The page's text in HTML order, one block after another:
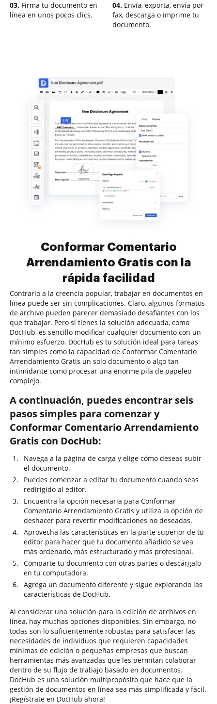
03. Firma tu documento en
línea en unos pocos clics.
04. Envía, exporta, envía por
fax, descarga o imprime tu
documento.
Conformar Comentario
Arrendamiento Gratis con la
rápida facilidad
Contrario a la creencia popular, trabajar en documentos en
línea puede ser sin complicaciones. Claro, algunos formatos
de archivo pueden parecer demasiado desafiantes con los
que trabajar. Pero si tienes la solución adecuada, como
DocHub, es sencillo modificar cualquier documento con un
mínimo esfuerzo. DocHub es tu solución ideal para tareas
tan simples como la capacidad de Conformar Comentario
Arrendamiento Gratis un solo documento o algo tan
intimidante como procesar una enorme pila de papeleo
complejo.
A continuación, puedes encontrar seis
pasos simples para comenzar y
Conformar Comentario Arrendamiento
Gratis con DocHub:
Navega a la página de carga y elige cómo deseas subir
el documento.
Puedes comenzar a editar tu documento cuando seas
redirigido al editor.
Encuentra la opción necesaria para Conformar
Comentario Arrendamiento Gratis y utiliza la opción de
deshacer para revertir modificaciones no deseadas.
Aprovecha las características en la parte superior de tu
editor para hacer que tu documento añadido se vea
más ordenado, más estructurado y más profesional.
Comparte tu documento con otras partes o descárgalo
en tu computadora.
Agrega un documento diferente y sigue explorando las
características de DocHub.
Al considerar una solución para la edición de archivos en
línea, hay muchas opciones disponibles. Sin embargo, no
todas son lo suficientemente robustas para satisfacer las
necesidades de individuos que requieren capacidades
mínimas de edición o pequeñas empresas que buscan
herramientas más avanzadas que les permitan colaborar
dentro de su flujo de trabajo basado en documentos.
DocHub es una solución multipropósito que hace que la
gestión de documentos en línea sea más simplificada y fácil.
¡Regístrate en DocHub ahora!